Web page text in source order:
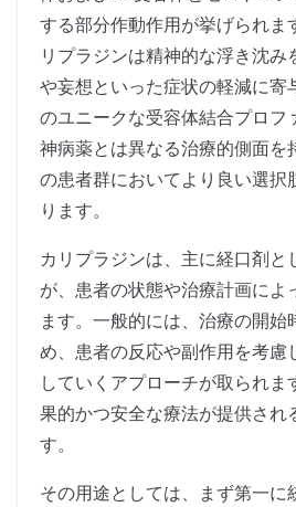
する部分作動作用が挙げられま
リプラジンは精神的な浮き沈み
や妄想といった症状の軽減に寄
のユニークな受容体結合プロフ
神病薬とは異なる治療的側面を
の患者群においてより良い選択
ります。
カリプラジンは、主に経口剤と
が、患者の状態や治療計画によ
ます。一般的には、治療の開
め、患者の反応や副作用を考慮
していくアプローチが取られま
果的かつ安全な療法が提供され
す。
その用途としては、まず第一に